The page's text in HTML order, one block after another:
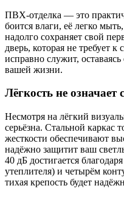
ПВХ-отделка — это
боится влаги, её легко
надолго сохраняет свой
дверь, которая не требует
исправно служит,
вашей жизни.
Лёгкость не означает
Несмотря на лёгкий
серьёзна. Стальной каркас
жесткости обеспечивают
надёжно защитит ваш
40 дБ достигается
утеплителя) и четырём
тихая крепость будет